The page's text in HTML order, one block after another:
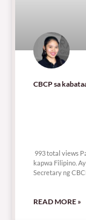
CBCP sa
993 total views
kapwa Filipino.
Secretary ng
READ MORE »